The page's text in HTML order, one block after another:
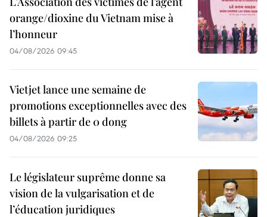
orange/dioxine du Vietnam mise à
l’honneur
04/08/2026 09:45
Vietjet lance une semaine de
promotions exceptionnelles avec des
billets à partir de 0 dong
04/08/2026 09:25
Le législateur suprême donne sa
vision de la vulgarisation et de
l’éducation juridiques